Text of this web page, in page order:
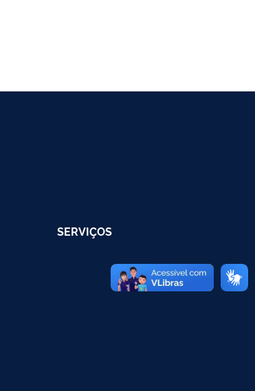
SERVIÇOS